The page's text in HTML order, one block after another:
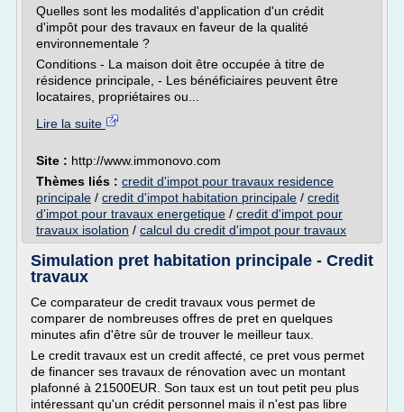
Quelles sont les modalités d'application d'un crédit
d'impôt pour des travaux en faveur de la qualité
environnementale ?
Conditions - La maison doit être occupée à titre de
résidence principale, - Les bénéficiaires peuvent être
locataires, propriétaires ou...
Lire la suite
Site : http://www.immonovo.com
Thèmes liés : credit d'impot pour travaux residence
principale / credit d'impot habitation principale / credit
d'impot pour travaux energetique / credit d'impot pour
travaux isolation / calcul du credit d'impot pour travaux
Simulation pret habitation principale - Credit
travaux
Ce comparateur de credit travaux vous permet de
comparer de nombreuses offres de pret en quelques
minutes afin d'être sûr de trouver le meilleur taux.
Le credit travaux est un credit affecté, ce pret vous permet
de financer ses travaux de rénovation avec un montant
plafonné à 21500EUR. Son taux est un tout petit peu plus
intéressant qu'un crédit personnel mais il n'est pas libre